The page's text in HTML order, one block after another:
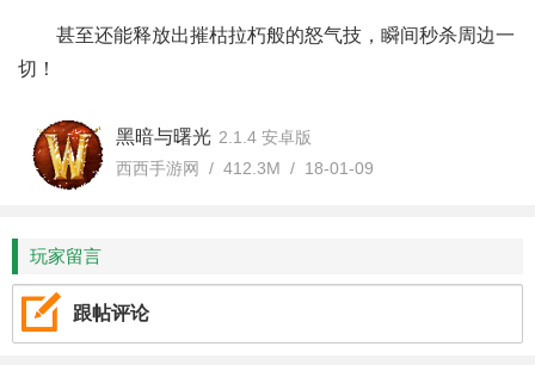
甚至还能释放出摧枯拉朽般的怒气技，瞬间秒杀周边一
切！
黑暗与曙光 2.1.4 安卓版
西西手游网 / 412.3M / 18-01-09
玩家留言
跟帖评论